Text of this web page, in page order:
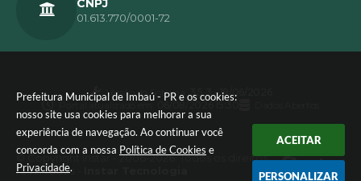
Prefeitura Municipal de Imbaú - PR e os cookies:
nosso site usa cookies para melhorar a sua
experiência de navegação. Ao continuar você
concorda com a nossa Política de Cookies e
Privacidade.
ACEITAR
PERSONALIZAR
01.613.770/0001-72
Versão do Sistema:
3.5.3 - 19/06/2026
Portal atualizado em:
© Copyright Instar - 2006-2026. Todos os direitos
reservados -